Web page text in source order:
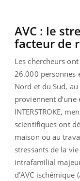
AVC : le
facteur de
Les chercheurs
26.000 personnes
Nord et du Sud,
proviennent
INTERSTROKE,
scientifiques ont
maison ou au
stressants de la
intrafamilial
d'AVC ischémique